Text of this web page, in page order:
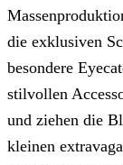
die exklusiven
besondere
stilvollen
und ziehen die
kleinen